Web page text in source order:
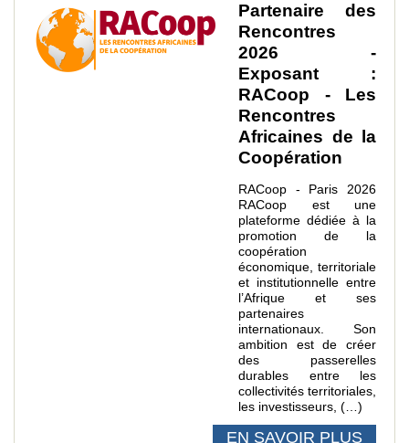
Partenaire des
Rencontres
2026 -
Exposant :
RACoop - Les
Rencontres
Africaines de la
Coopération
RACoop - Paris 2026
RACoop est une
plateforme dédiée à la
promotion de la
coopération
économique, territoriale
et institutionnelle entre
l’Afrique et ses
partenaires
internationaux. Son
ambition est de créer
des passerelles
durables entre les
collectivités territoriales,
les investisseurs, (…)
EN SAVOIR PLUS